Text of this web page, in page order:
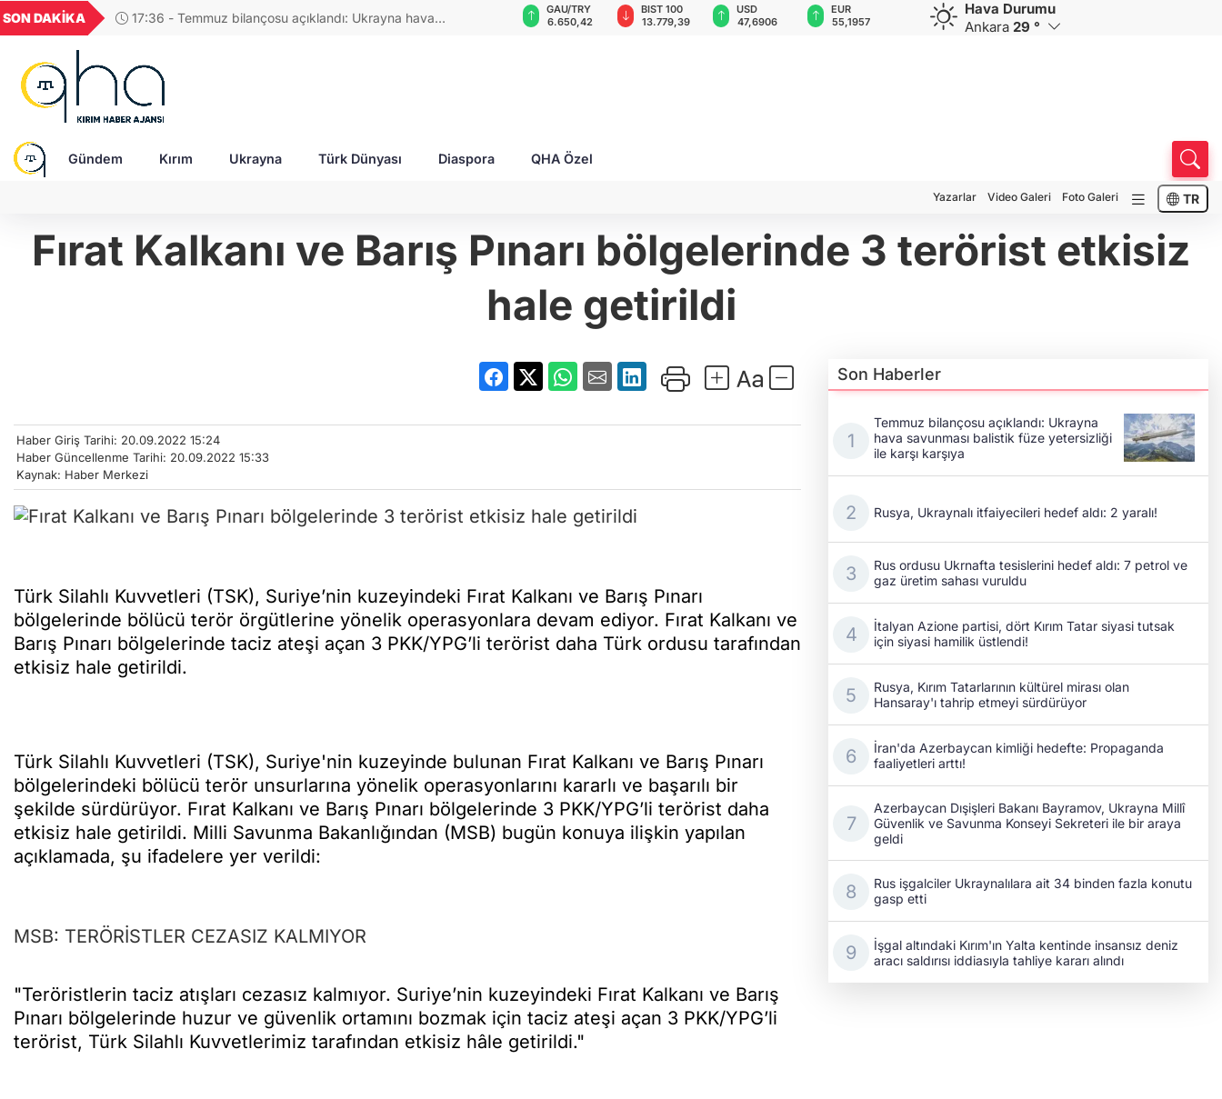
SON DAKİKA 17:48 - Rusya, Ukraynalı itfaiyecileri hedef aldı: 2 yaralı!
GEL
18,2373
16,2379
27,9743
0,0018
BIST 100
13.779,39
USD
47,6906
EUR
55,1957
GBP
64,4061
CHF
59,0596
CAD
34,2187
Hava Durumu
Ankara 29 °
Gündem Kırım Ukrayna Türk Dünyası Diaspora QHA Özel
Yazarlar Video Galeri Foto Galeri TR
Fırat Kalkanı ve Barış Pınarı bölgelerinde 3 terörist etkisiz
hale getirildi
Haber Giriş Tarihi: 20.09.2022 15:24
Haber Güncellenme Tarihi: 20.09.2022 15:33
Kaynak: Haber Merkezi
Türk Silahlı Kuvvetleri (TSK), Suriye’nin kuzeyindeki Fırat Kalkanı ve Barış Pınarı
bölgelerinde bölücü terör örgütlerine yönelik operasyonlara devam ediyor. Fırat Kalkanı ve
Barış Pınarı bölgelerinde taciz ateşi açan 3 PKK/YPG’li terörist daha Türk ordusu tarafından
etkisiz hale getirildi.
Türk Silahlı Kuvvetleri (TSK), Suriye'nin kuzeyinde bulunan Fırat Kalkanı ve Barış Pınarı
bölgelerindeki bölücü terör unsurlarına yönelik operasyonlarını kararlı ve başarılı bir
şekilde sürdürüyor. Fırat Kalkanı ve Barış Pınarı bölgelerinde 3 PKK/YPG’li terörist daha
etkisiz hale getirildi. Milli Savunma Bakanlığından (MSB) bugün konuya ilişkin yapılan
açıklamada, şu ifadelere yer verildi:
MSB: TERÖRİSTLER CEZASIZ KALMIYOR
"Teröristlerin taciz atışları cezasız kalmıyor. Suriye’nin kuzeyindeki Fırat Kalkanı ve Barış
Pınarı bölgelerinde huzur ve güvenlik ortamını bozmak için taciz ateşi açan 3 PKK/YPG’li
terörist, Türk Silahlı Kuvvetlerimiz tarafından etkisiz hâle getirildi."
Son Haberler
Temmuz bilançosu açıklandı: Ukrayna
hava savunması balistik füze yetersizliği
ile karşı karşıya
Rusya, Ukraynalı itfaiyecileri hedef aldı: 2 yaralı!
Rus ordusu Ukrnafta tesislerini hedef aldı: 7 petrol ve
gaz üretim sahası vuruldu
İtalyan Azione partisi, dört Kırım Tatar siyasi tutsak
için siyasi hamilik üstlendi!
Rusya, Kırım Tatarlarının kültürel mirası olan
Hansaray'ı tahrip etmeyi sürdürüyor
İran'da Azerbaycan kimliği hedefte: Propaganda
faaliyetleri arttı!
Azerbaycan Dışişleri Bakanı Bayramov, Ukrayna Millî
Güvenlik ve Savunma Konseyi Sekreteri ile bir araya
geldi
Rus işgalciler Ukraynalılara ait 34 binden fazla konutu
gasp etti
İşgal altındaki Kırım'ın Yalta kentinde insansız deniz
aracı saldırısı iddiasıyla tahliye kararı alındı